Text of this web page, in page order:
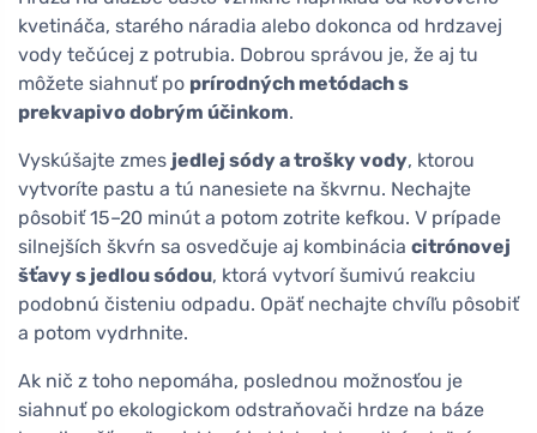
kvetináča, starého náradia alebo dokonca od hrdzavej
vody tečúcej z potrubia. Dobrou správou je, že aj tu
môžete siahnuť po prírodných metódach s
prekvapivo dobrým účinkom.
Vyskúšajte zmes jedlej sódy a trošky vody, ktorou
vytvoríte pastu a tú nanesiete na škvrnu. Nechajte
pôsobiť 15–20 minút a potom zotrite kefkou. V prípade
silnejších škvŕn sa osvedčuje aj kombinácia citrónovej
šťavy s jedlou sódou, ktorá vytvorí šumivú reakciu
podobnú čisteniu odpadu. Opäť nechajte chvíľu pôsobiť
a potom vydrhnite.
Ak nič z toho nepomáha, poslednou možnosťou je
siahnuť po ekologickom odstraňovači hrdze na báze